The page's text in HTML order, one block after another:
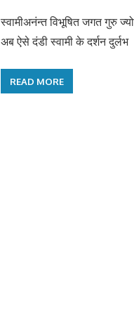
स्वामीअनंन्त विभूषित जगत गुरु
अब ऐसे दंडी स्वामी के दर्शन दुर्लभ
READ MORE